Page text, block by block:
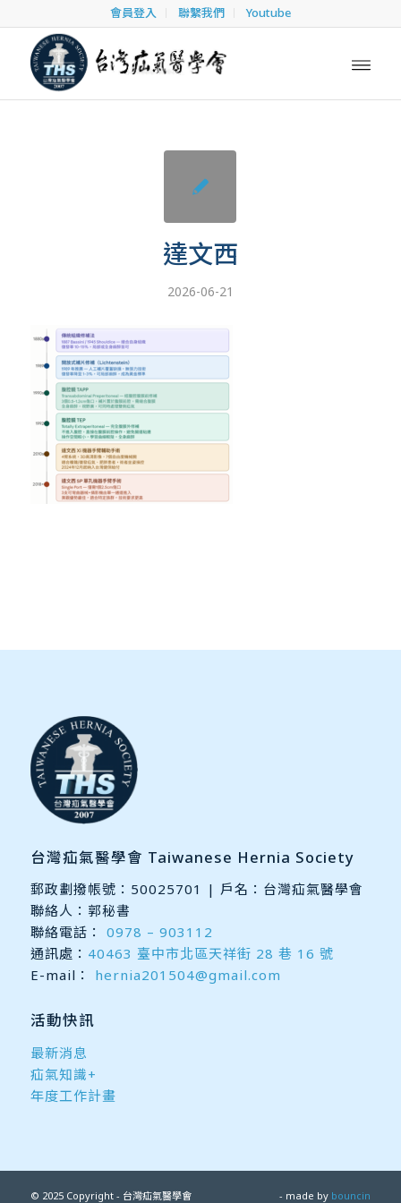
會員登入 聯繫我們 Youtube
達文西
2026-06-21
台灣疝氣醫學會 Taiwanese Hernia Society
郵政劃撥帳號：50025701 | 戶名：台灣疝氣醫學會
聯絡人：郭秘書
聯絡電話： 0978 – 903112
通訊處： 40463 臺中市北區天祥街 28 巷 16 號
E-mail： hernia201504@gmail.com
活動快訊
最新消息
疝氣知識+
年度工作計畫
© 2025 Copyright - 台灣疝氣醫學會 - made by bouncin